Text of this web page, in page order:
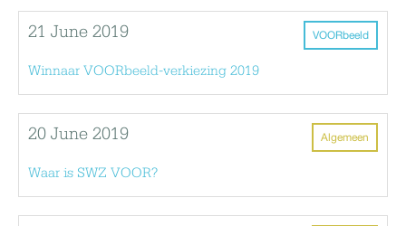
VOORbeeld
21 June 2019
Winnaar VOORbeeld-verkiezing 2019
Algemeen
20 June 2019
Waar is SWZ VOOR?